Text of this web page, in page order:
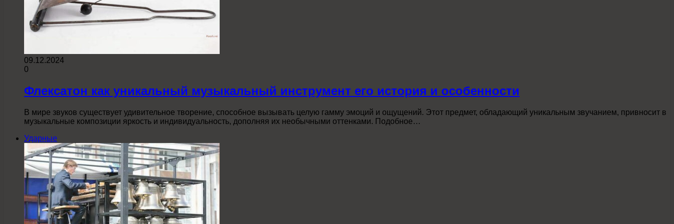
09.12.2024
0
Флексатон как уникальный музыкальный инструмент его история и особенности
В мире звуков существует удивительное творение, способное вызывать целую гамму эмоций и ощущений. Этот предмет, обладающий уникальным звучанием, привносит в
музыкальные композиции яркость и индивидуальность, дополняя их необычными оттенками. Подобное…
Ударные